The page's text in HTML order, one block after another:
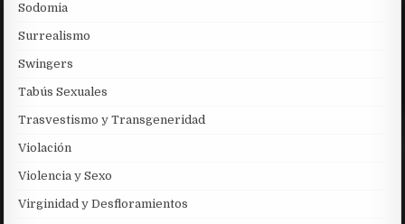
Sodomia
Surrealismo
Swingers
Tabús Sexuales
Trasvestismo y Transgeneridad
Violación
Violencia y Sexo
Virginidad y Desfloramientos